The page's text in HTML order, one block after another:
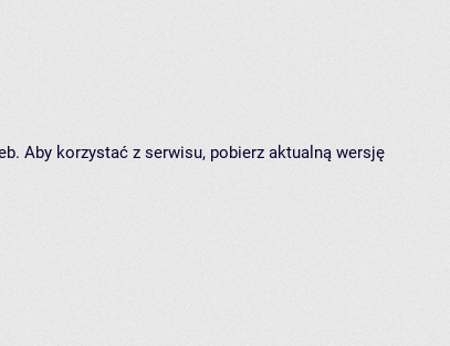
Aby korzystać z serwisu, pobierz aktualną wersję